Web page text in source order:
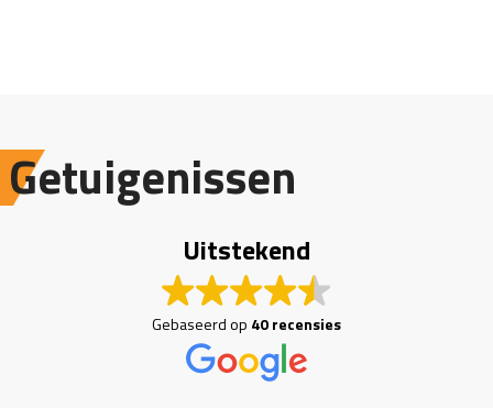
Getuigenissen
Uitstekend
Gebaseerd op 40 recensies